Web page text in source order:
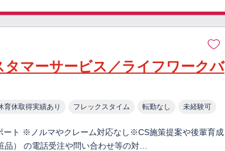
タマーサービス／ライフワークバ
育休取得実績あり フレックスタイム 転勤なし 未経験可
ト ※ノルマやクレーム対応なし※CS施策提案や後輩育成
） の電話受注や問い合わせ等の対…